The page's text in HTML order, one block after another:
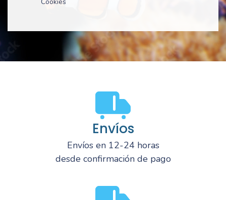
Envíos
Envíos en 12-24 horas
desde confirmación de pago